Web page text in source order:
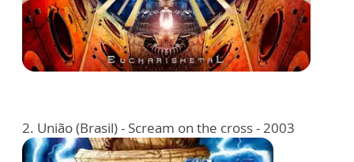
2. União (Brasil) - Scream on the cross - 2003